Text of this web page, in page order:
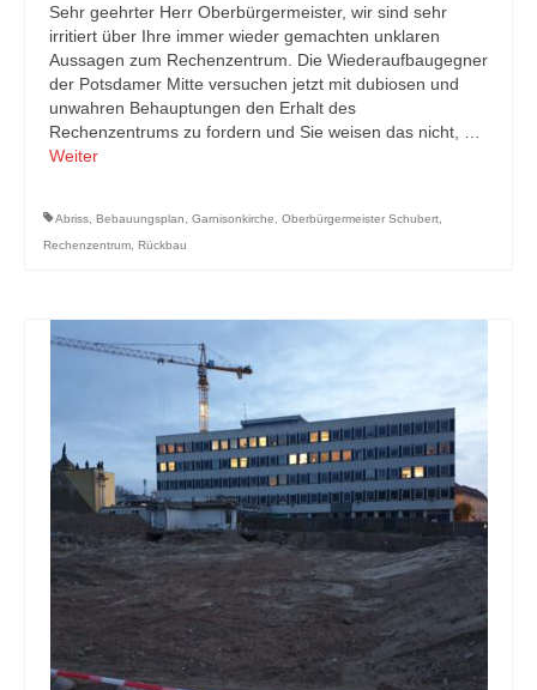
Sehr geehrter Herr Oberbürgermeister, wir sind sehr
irritiert über Ihre immer wieder gemachten unklaren
Aussagen zum Rechenzentrum. Die Wiederaufbaugegner
der Potsdamer Mitte versuchen jetzt mit dubiosen und
unwahren Behauptungen den Erhalt des
Rechenzentrums zu fordern und Sie weisen das nicht, …
Weiter
Abriss Bebauungsplan Garnisonkirche Oberbürgermeister Schubert
Rechenzentrum Rückbau